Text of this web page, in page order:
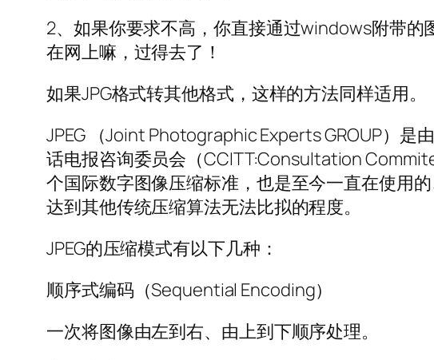
2、如果你要求不高，你直接通过windows附带
在网上嘛，过得去了！
如果JPG格式转其他格式，这样的方法同样适用。
JPEG （Joint Photographic Experts GROUP）
话电报咨询委员会（CCITT:Consultation
个国际数字图像压缩标准，也是至今一直在使用
达到其他传统压缩算法无法比拟的程度。
JPEG的压缩模式有以下几种：
顺序式编码（Sequential Encoding）
一次将图像由左到右、由上到下顺序处理。